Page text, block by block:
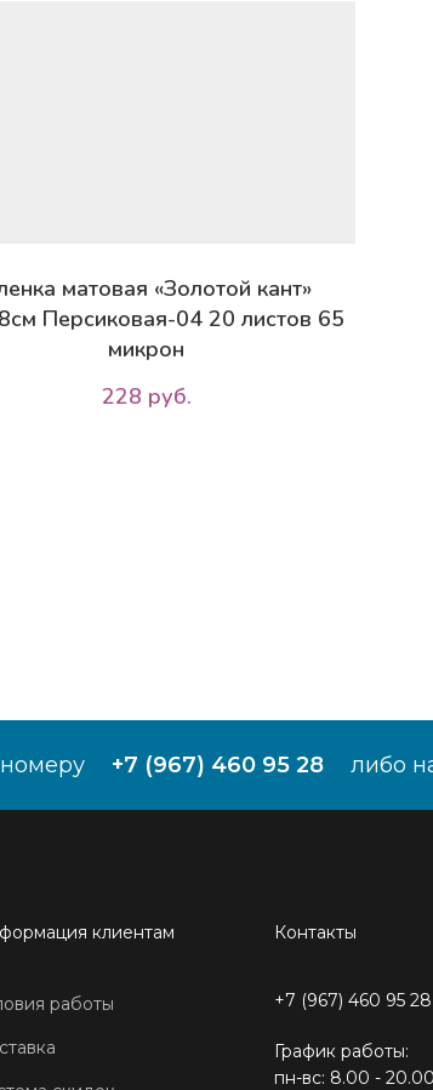
матовая «Золотой кант»
Персиковая-04 20 листов 65
микрон
228 руб.
+7 (967) 460 95 28 либо
клиентам
работы
Контакты
+7 (967) 460 95 28
График работы:
пн-вс: 8.00 - 20.00